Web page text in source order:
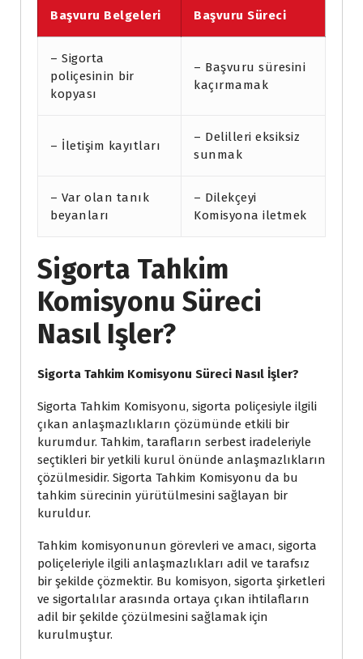
Başvuru Belgeleri Başvuru Süreci
– Sigorta
poliçesinin bir
kopyası
– Başvuru süresini
kaçırmamak
– İletişim kayıtları
– Delilleri eksiksiz
sunmak
– Var olan tanık
beyanları
– Dilekçeyi
Komisyona iletmek
Sigorta Tahkim
Komisyonu Süreci
Nasıl Işler?
Sigorta Tahkim Komisyonu Süreci Nasıl İşler?
Sigorta Tahkim Komisyonu, sigorta poliçesiyle ilgili
çıkan anlaşmazlıkların çözümünde etkili bir
kurumdur. Tahkim, tarafların serbest iradeleriyle
seçtikleri bir yetkili kurul önünde anlaşmazlıkların
çözülmesidir. Sigorta Tahkim Komisyonu da bu
tahkim sürecinin yürütülmesini sağlayan bir
kuruldur.
Tahkim komisyonunun görevleri ve amacı, sigorta
poliçeleriyle ilgili anlaşmazlıkları adil ve tarafsız
bir şekilde çözmektir. Bu komisyon, sigorta şirketleri
ve sigortalılar arasında ortaya çıkan ihtilafların
adil bir şekilde çözülmesini sağlamak için
kurulmuştur.